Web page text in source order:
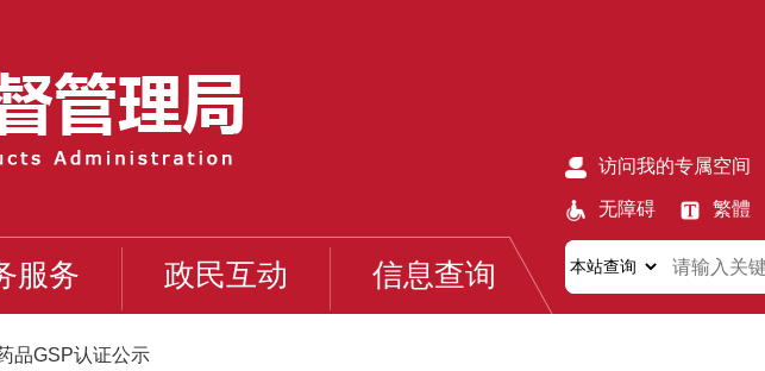
服务 政民互动 信息查询
访问我的专属空间
无障碍 繁體
品GSP认证公示